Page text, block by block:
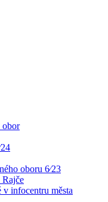
oboru 6⁄23
infocentru města